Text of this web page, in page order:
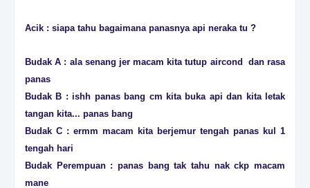
Acik : siapa tahu bagaimana panasnya api neraka tu ?
Budak A : ala senang jer macam kita tutup aircond dan rasa
panas
Budak B : ishh panas bang cm kita buka api dan kita letak
tangan kita... panas bang
Budak C : ermm macam kita berjemur tengah panas kul 1
tengah hari
Budak Perempuan : panas bang tak tahu nak ckp macam
mane